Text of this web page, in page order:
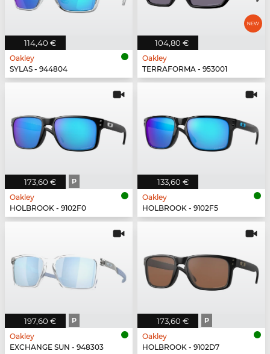
114,40 €
Oakley
SYLAS - 944804
104,80 €
Oakley
TERRAFORMA - 953001
173,60 € P
Oakley
HOLBROOK - 9102F0
133,60 €
Oakley
HOLBROOK - 9102F5
197,60 € P
Oakley
EXCHANGE SUN - 948303
173,60 € P
Oakley
HOLBROOK - 9102D7